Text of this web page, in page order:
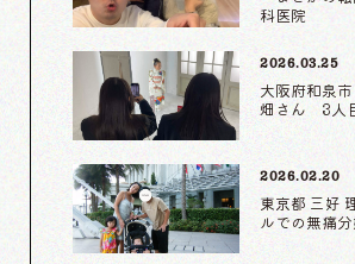
科医院
2026.03.25
大阪府和泉
畑さん 3人
2026.02.20
東京都 三好
ルでの無痛